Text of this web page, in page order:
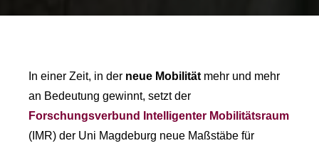
In einer Zeit, in der neue Mobilität mehr und mehr
an Bedeutung gewinnt, setzt der
Forschungsverbund Intelligenter Mobilitätsraum
(IMR) der Uni Magdeburg neue Maßstäbe für